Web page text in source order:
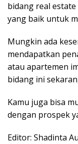
bidang real
yang baik untuk
Mungkin ada
mendapatkan
atau apartemen
bidang ini
Kamu juga bisa
dengan prospek
Editor: Shadinta